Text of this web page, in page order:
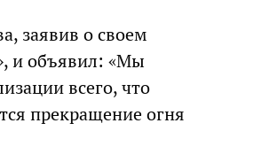
заявив о своем
и объявил: «Мы
всего, что
прекращение огня